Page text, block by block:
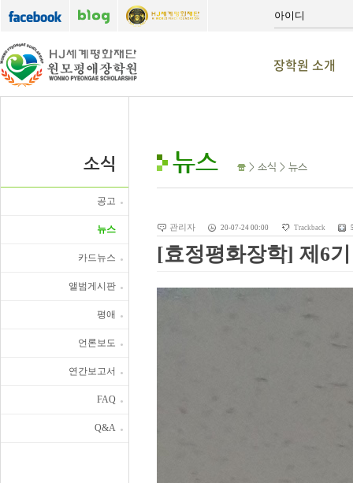
장학원 소개
소식
공고
뉴스
카드뉴스
앨범게시판
평애
언론보도
연간보고서
FAQ
Q&A
뉴스 > 소식 > 뉴스
관리자 20-07-24 00:00 Trackback
[효정평화장학] 제6